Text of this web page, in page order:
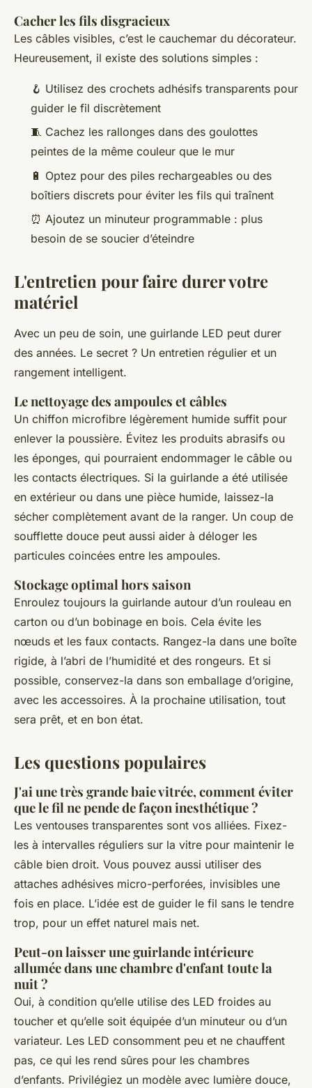
Cacher les fils disgracieux
Les câbles visibles, c’est le cauchemar du décorateur.
Heureusement, il existe des solutions simples :
🪝 Utilisez des crochets adhésifs transparents pour
guider le fil discrètement
🧵 Cachez les rallonges dans des goulottes
peintes de la même couleur que le mur
🔋 Optez pour des piles rechargeables ou des
boîtiers discrets pour éviter les fils qui traînent
⏰ Ajoutez un minuteur programmable : plus
besoin de se soucier d’éteindre
L'entretien pour faire durer votre
matériel
Avec un peu de soin, une guirlande LED peut durer
des années. Le secret ? Un entretien régulier et un
rangement intelligent.
Le nettoyage des ampoules et câbles
Un chiffon microfibre légèrement humide suffit pour
enlever la poussière. Évitez les produits abrasifs ou
les éponges, qui pourraient endommager le câble ou
les contacts électriques. Si la guirlande a été utilisée
en extérieur ou dans une pièce humide, laissez-la
sécher complètement avant de la ranger. Un coup de
soufflette douce peut aussi aider à déloger les
particules coincées entre les ampoules.
Stockage optimal hors saison
Enroulez toujours la guirlande autour d’un rouleau en
carton ou d’un bobinage en bois. Cela évite les
nœuds et les faux contacts. Rangez-la dans une boîte
rigide, à l’abri de l’humidité et des rongeurs. Et si
possible, conservez-la dans son emballage d’origine,
avec les accessoires. À la prochaine utilisation, tout
sera prêt, et en bon état.
Les questions populaires
J'ai une très grande baie vitrée, comment éviter
que le fil ne pende de façon inesthétique ?
Les ventouses transparentes sont vos alliées. Fixez-
les à intervalles réguliers sur la vitre pour maintenir le
câble bien droit. Vous pouvez aussi utiliser des
attaches adhésives micro-perforées, invisibles une
fois en place. L’idée est de guider le fil sans le tendre
trop, pour un effet naturel mais net.
Peut-on laisser une guirlande intérieure
allumée dans une chambre d'enfant toute la
nuit ?
Oui, à condition qu’elle utilise des LED froides au
toucher et qu’elle soit équipée d’un minuteur ou d’un
variateur. Les LED consomment peu et ne chauffent
pas, ce qui les rend sûres pour les chambres
d’enfants. Privilégiez un modèle avec lumière douce,